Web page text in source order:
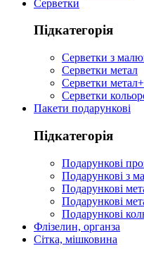
Серветки
Підкатегорія
Серветки з
Серветки метал
Серветки
Серветки
Пакети подарункові
Підкатегорія
Подарункові
Подарункові з
Подарункові
Подарункові
Подарункові
Флізелин, органза
Сітка, мішковина